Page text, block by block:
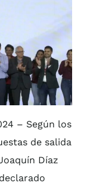
– Según los
de salida
Díaz